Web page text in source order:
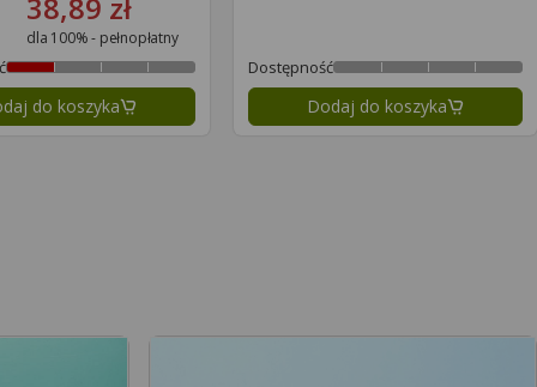
dla 100% - pełnopłatny
do koszyka
Dostępność
Dodaj do koszyka
strona